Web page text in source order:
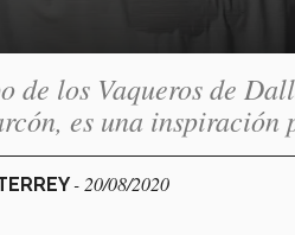
de los Vaqueros de
es una inspiración
- 20/08/2020